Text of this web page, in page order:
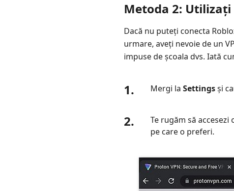
Metoda 2:
Dacă nu puteți conecta
urmare, aveți nevoie de un
impuse de școala dvs. Iată
1. Mergi la Settingsși
2. Te rugăm să
pe care o preferi.